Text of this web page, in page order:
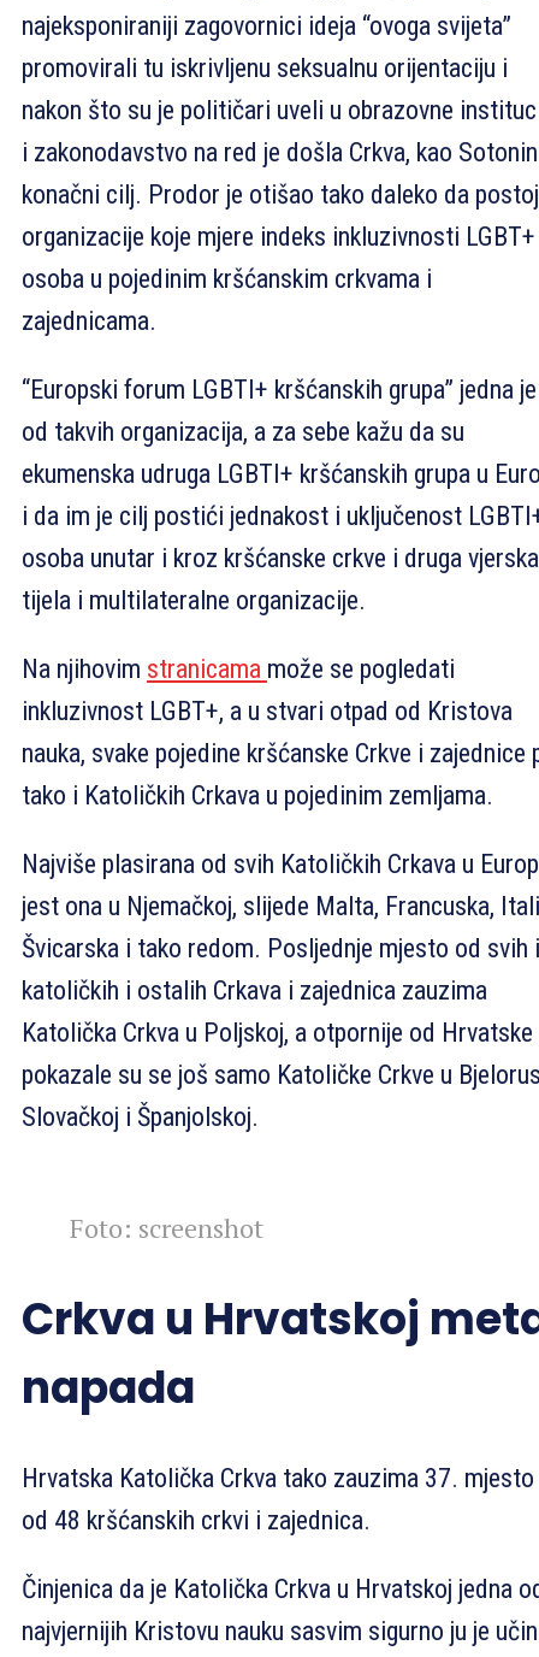
najeksponiraniji zagovornici ideja “ovoga svijeta”
promovirali tu iskrivljenu seksualnu orijentaciju i
nakon što su je političari uveli u obrazovne
i zakonodavstvo na red je došla Crkva, kao Sotonin
konačni cilj. Prodor je otišao tako daleko da
organizacije koje mjere indeks inkluzivnosti LGBT+
osoba u pojedinim kršćanskim crkvama i
zajednicama.
“Europski forum LGBTI+ kršćanskih grupa” jedna je
od takvih organizacija, a za sebe kažu da su
ekumenska udruga LGBTI+ kršćanskih grupa u
i da im je cilj postići jednakost i uključenost
osoba unutar i kroz kršćanske crkve i druga vjerska
tijela i multilateralne organizacije.
Na njihovim stranicama može se pogledati
inkluzivnost LGBT+, a u stvari otpad od Kristova
nauka, svake pojedine kršćanske Crkve i zajednice
tako i Katoličkih Crkava u pojedinim zemljama.
Najviše plasirana od svih Katoličkih Crkava u
jest ona u Njemačkoj, slijede Malta, Francuska,
Švicarska i tako redom. Posljednje mjesto od svih i
katoličkih i ostalih Crkava i zajednica zauzima
Katolička Crkva u Poljskoj, a otpornije od Hrvatske
pokazale su se još samo Katoličke Crkve u
Slovačkoj i Španjolskoj.
Foto: screenshot
Crkva u Hrvatskoj
napada
Hrvatska Katolička Crkva tako zauzima 37. mjesto
od 48 kršćanskih crkvi i zajednica.
Činjenica da je Katolička Crkva u Hrvatskoj jedna
najvjernijih Kristovu nauku sasvim sigurno ju je